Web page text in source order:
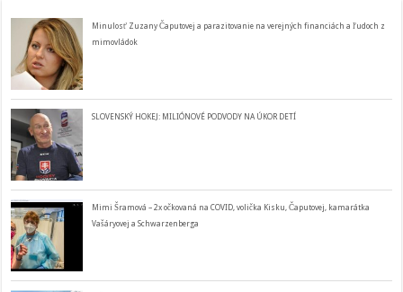
Minulosť Zuzany Čaputovej a parazitovanie na verejných financiách a ľudoch z
mimovládok
SLOVENSKÝ HOKEJ: MILIÓNOVÉ PODVODY NA ÚKOR DETÍ
Mimi Šramová – 2x očkovaná na COVID, volička Kisku, Čaputovej, kamarátka
Vašáryovej a Schwarzenberga